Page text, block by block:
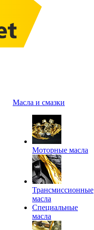
Масла и смазки
Моторные масла
Трансмиссионные
масла
Специальные
масла